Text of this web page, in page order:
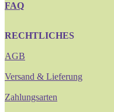
FAQ
RECHTLICHES
AGB
Versand & Lieferung
Zahlungsarten